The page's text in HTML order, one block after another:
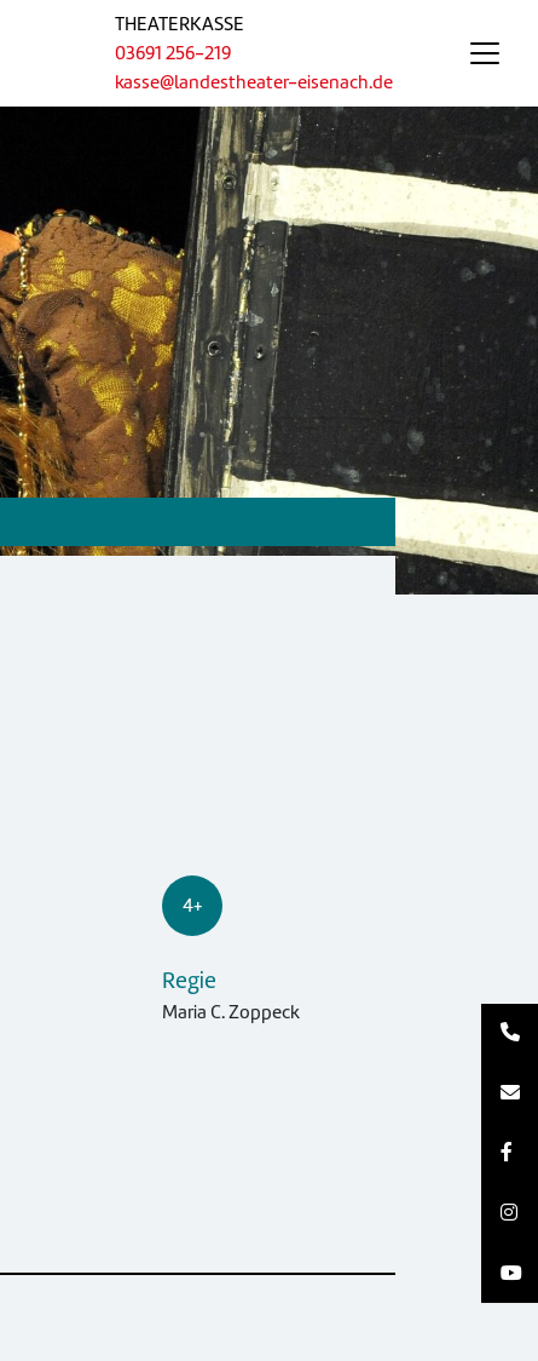
THEATERKASSE
03691 256-219
kasse@landestheater-eisenach.de
4+
Regie
Maria C. Zoppeck